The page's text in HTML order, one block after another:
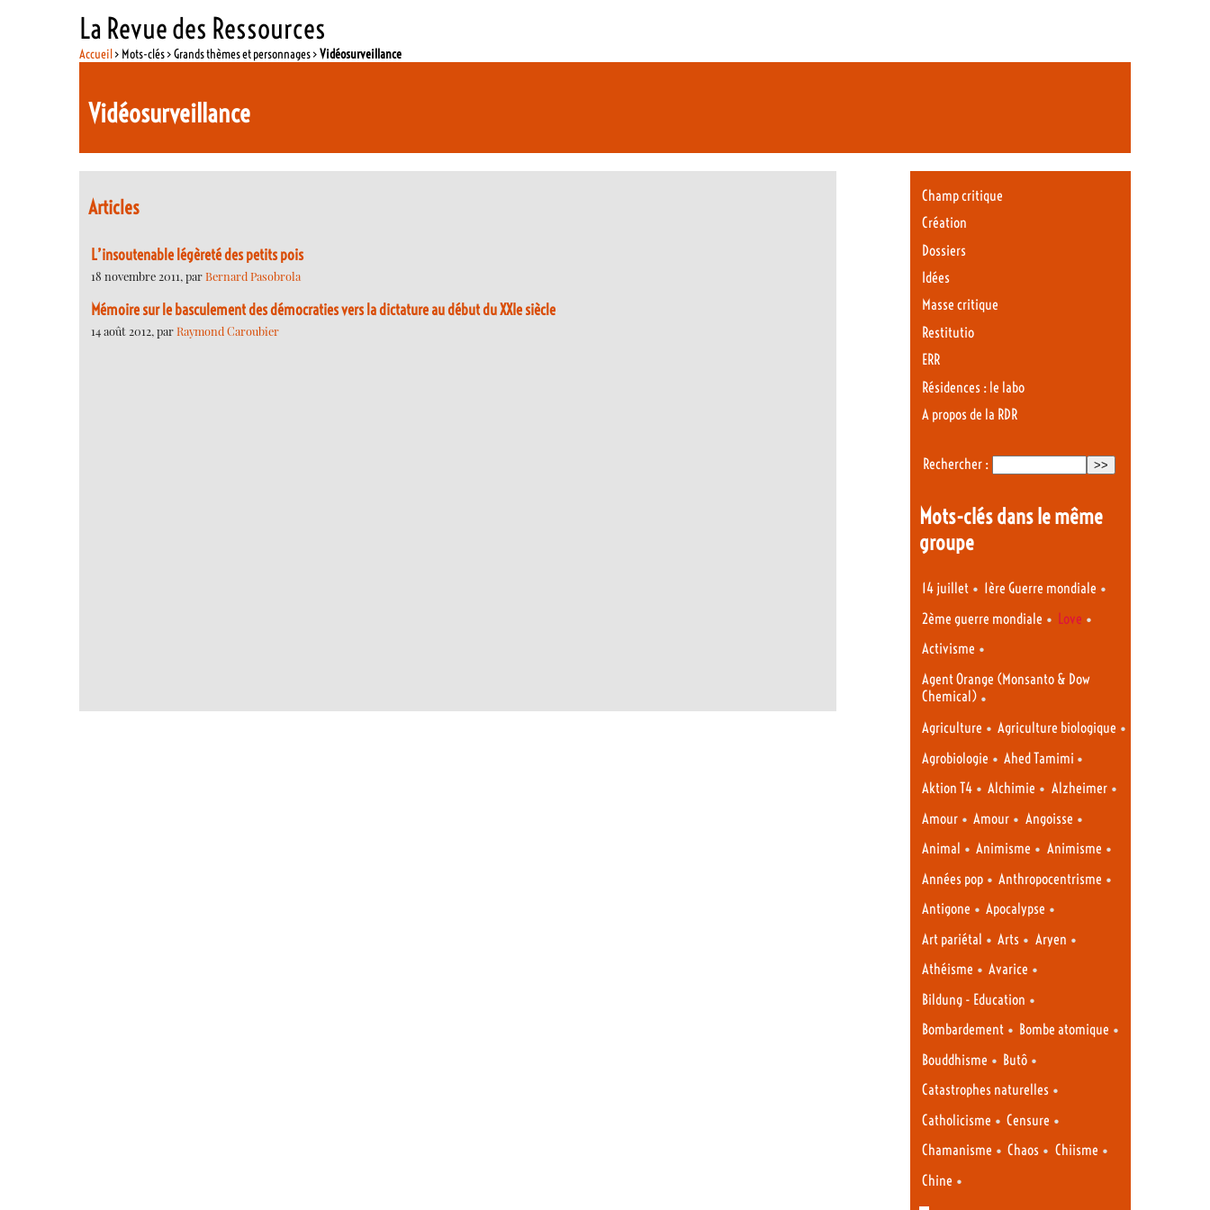
La Revue des Ressources
Accueil> Mots-clés > Grands thèmes et personnages >Vidéosurveillance
Vidéosurveillance
Articles
L’insoutenable légèreté des petits pois
18 novembre 2011, parBernard Pasobrola
Mémoire sur le basculement des démocraties vers la dictature au début du XXIe siècle
14 août 2012, parRaymond Caroubier
Champ critique
Création
Dossiers
Idées
Masse critique
Restitutio
ERR
Résidences : le labo
A propos de la RDR
Rechercher :
Mots-clés dans le même
groupe
14 juillet • 1ère Guerre mondiale •
2ème guerre mondiale • Love •
Activisme •
Agent Orange (Monsanto & Dow
Chemical) •
Agriculture • Agriculture biologique •
Agrobiologie • Ahed Tamimi •
Aktion T4 • Alchimie • Alzheimer•
Amour • Amour • Angoisse •
Animal • Animisme • Animisme •
Années pop • Anthropocentrisme •
Antigone • Apocalypse •
Art pariétal • Arts • Aryen •
Athéisme • Avarice •
Bildung - Education •
Bombardement • Bombe atomique •
Bouddhisme • Butô •
Catastrophes naturelles •
Catholicisme • Censure •
Chamanisme • Chaos • Chiisme •
Chine •